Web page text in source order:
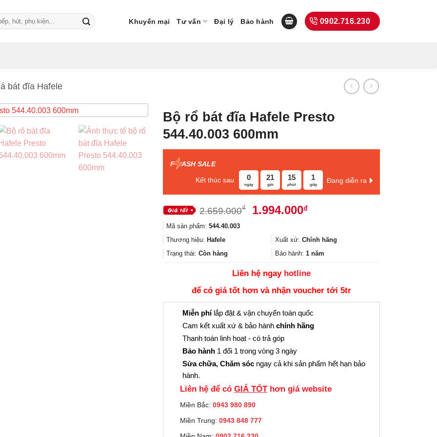
Khuyến mại Tư vấn Đại lý Bảo hành 0902.716.230
bát đĩa Hafele
Bộ rổ bát đĩa Hafele Presto
544.40.003 600mm
F ASH SALE
Kết thúc sau 0
ngày
21
giờ
15
phút
0
giây
Đang diễn ra
2.659.000₫
Giá
2.659.000₫.
1.994.000₫Giá
là:
1.994.000₫.
Mã sản phẩm: 544.40.003
Thương hiệu: Hafele Xuất xứ: Chính hãng
Trạng thái: Còn hàng Bảo hành: 1 năm
Liên hệ ngay hotline
để có giá tốt hơn và nhận voucher tới 5tr
Miễn phílắp đặt & vận chuyển toàn quốc
Cam kết xuất xứ & bảo hành chính hãng
Thanh toán linh hoạt - có trả góp
Bảo hành 1 đổi 1 trong vòng 3 ngày
Sửa chữa, Chăm sóc ngay cả khi sản phẩm hết hạn bảo
hành.
Liên hệ để có GIÁ TỐThơn giá website
Miền Bắc: 0943 980 890
Miền Trung: 0943 848 777